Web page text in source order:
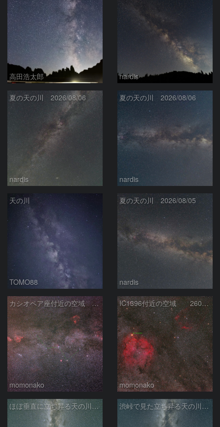
高田浩太郎 nardis
夏の天の川 2026/08/06
nardis
夏の天の川 2026/08/06
nardis
天の川
TOMO88
夏の天の川 2026/08/05
nardis
カシオペア座付近の空域 260720
momonako
IC1396付近の空域 260720
momonako
ほぼ垂直に立ち昇る天の川銀河 渋峠で見た立ち昇る天の川銀河